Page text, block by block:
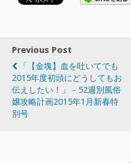
Previous Post
「【金塊】血を吐いてでも
2015年度初頭にどうしてもお
伝えしたい！」－52週別風俗
嬢攻略計画2015年1月新春特
別号